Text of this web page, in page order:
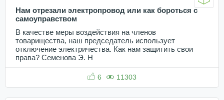
Нам отрезали электропровод или как бороться с
самоуправством
В качестве меры воздействия на членов
товарищества, наш председатель использует
отключение электричества. Как нам защитить свои
права? Семенова Э. Н
6 11303